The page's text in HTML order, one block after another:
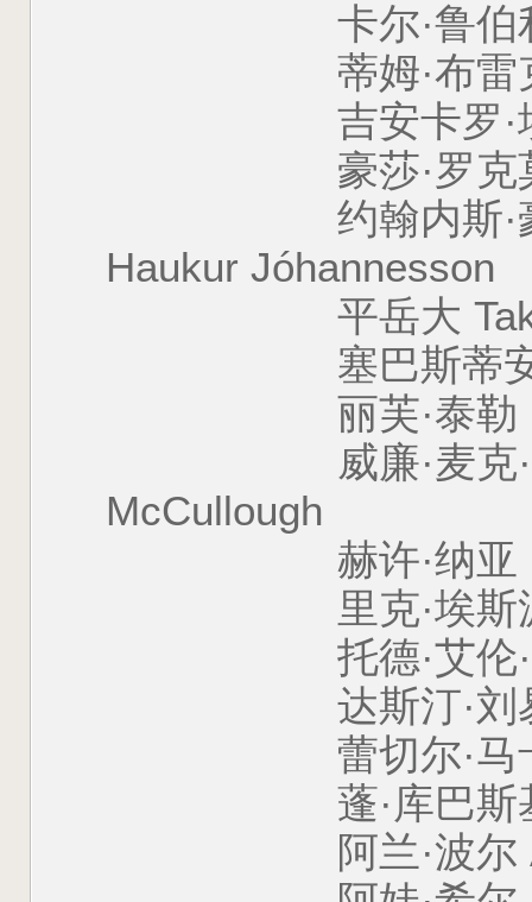
卡尔·鲁伯利
蒂姆·布雷克·尼
吉安卡罗·埃斯
豪莎·罗克莫雷
约翰内斯·豪克
Haukur Jóhannesson
平岳大
塞巴斯蒂安·斯
丽芙·泰勒
威廉·麦克·麦
McCullough
赫许·纳亚
里克·埃斯派耶
托德·艾伦·德金
达斯汀·刘易斯
蕾切尔·马卡里
蓬·库巴斯基
阿兰·波尔